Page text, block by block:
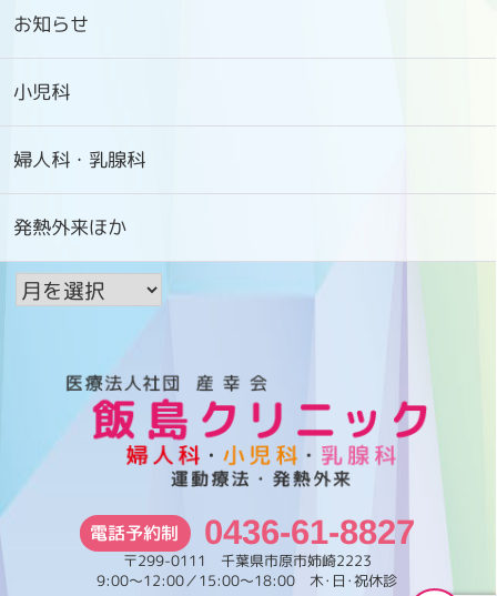
お知らせ
小児科
婦人科・乳腺科
発熱外来ほか
ア
電話予約制 0436-61-8827
〒299-0111 千葉県市原市姉崎2223
9:00～12:00／15:00～18:00 木･日･祝休診